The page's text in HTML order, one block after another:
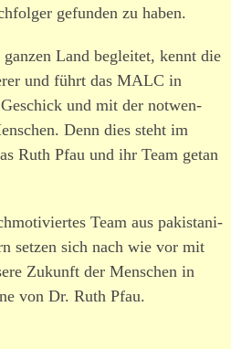
gefunden zu haben.
Land begleitet, kennt die
und führt das MALC in
und mit der notwen­
Denn dies steht im
Ruth Pfau und ihr Team getan
Team aus pakis­ta­ni­
setzen sich nach wie vor mit
Zukunft der Menschen in
von Dr. Ruth Pfau.